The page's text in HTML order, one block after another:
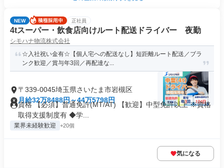
NEW 正社員
4tスーパー・飲食店向けルート配送ドライバー 夜勤
シモハナ物流株式会社
☆入社祝い金有☆【個人宅への配送なし】短距離ルート配送／ブラ
ンク歓迎／賞与年3回／再配達な...
〒339-0045埼玉県さいたま市岩槻区
月給32万8488円～44万5798円
資格 【必須】普通免許(MT/AT) 【歓迎】中型免許以上 ※資格
取得支援制度有 ◆学...
業界未経験歓迎 +20個
気になる